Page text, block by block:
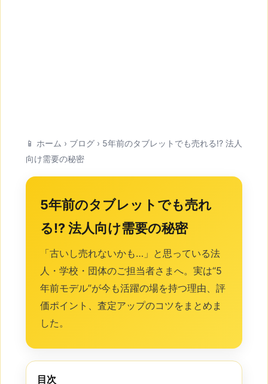
📱 ホーム › ブログ › 5年前のタブレットでも売れる!? 法人
向け需要の秘密
5年前のタブレットでも売れ
る!?法人向け需要の秘密
「古いし売れないかも…」と思っている法
人・学校・団体のご担当者さまへ。実は“5
年前モデル”が今も活躍の場を持つ理由、評
価ポイント、査定アップのコツをまとめま
した。
目次